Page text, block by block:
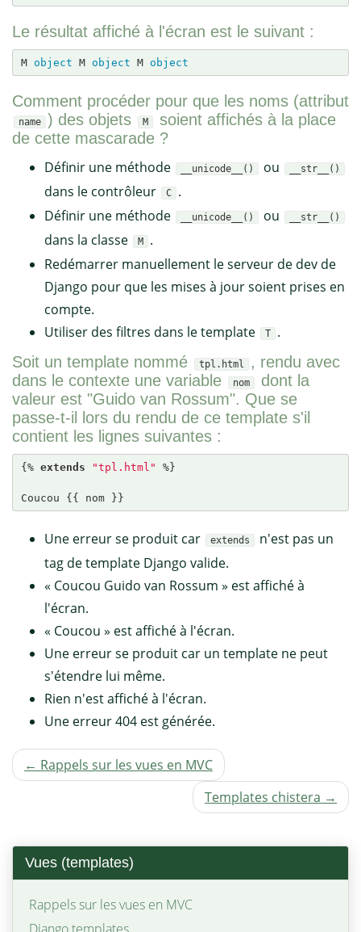
Le résultat affiché à l'écran est le suivant :
M object M object M object
Comment procéder pour que les noms (attribut
name ) des objets M
soient affichés à la place
de cette mascarade ?
Définir une méthode
__unicode__() ou __str__()
dans le contrôleur C
.
Définir une méthode
__unicode__() ou __str__()
dans la classe M
.
Redémarrer manuellement le serveur de dev de
Django pour que les mises à jour soient prises en
compte.
Utiliser des filtres dans le template
T
.
Soit un template nommé
tpl.html
, rendu avec
dans le contexte une variable
nom
dont la
valeur est "Guido van Rossum". Que se
passe-t-il lors du rendu de ce template s'il
contient les lignes suivantes :
{% extends "tpl.html" %}
Coucou {{ nom }}
Une erreur se produit car extends
n'est pas un
tag de template Django valide.
« Coucou Guido van Rossum » est affiché à
l'écran.
« Coucou » est affiché à l'écran.
Une erreur se produit car un template ne peut
s'étendre lui même.
Rien n'est affiché à l'écran.
Une erreur 404 est générée.
← Rappels sur les vues en MVC
Templates chistera →
Vues (templates)
Rappels sur les vues en MVC